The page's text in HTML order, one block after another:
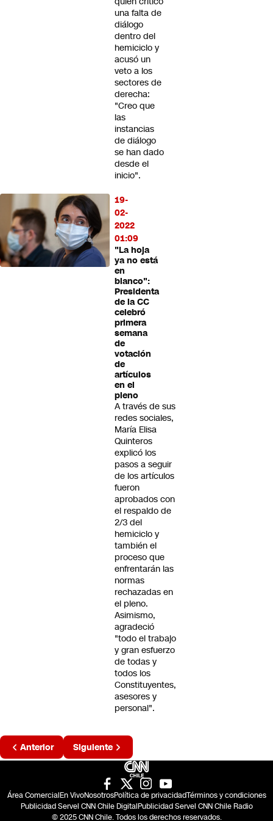
una falta de
diálogo
dentro del
hemiciclo y
acusó un
veto a los
sectores de
derecha:
"Creo que
las
instancias
de diálogo
se han dado
desde el
inicio".
19-
02-
2022
01:09
"La hoja
ya no está
en
blanco":
Presidenta
de la CC
celebró
primera
semana
de
votación
de
artículos
en el
pleno
A través de sus
redes sociales,
María Elisa
Quinteros
explicó los
pasos a seguir
de los artículos
fueron
aprobados con
el respaldo de
2/3 del
hemiciclo y
también el
proceso que
enfrentarán las
normas
rechazadas en
el pleno.
Asimismo,
agradeció
"todo el trabajo
y gran esfuerzo
de todas y
todos los
Constituyentes,
asesores y
personal".
Página
2 de 4
Anterior Siguiente
Área ComercialEn VivoNosotrosPolítica de privacidadTérminos y condiciones
Publicidad Servel CNN Chile DigitalPublicidad Servel CNN Chile Radio
© 2025 CNN Chile. Todos los derechos reservados.